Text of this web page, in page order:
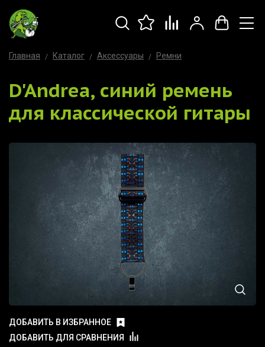
Главная Каталог Аксессуары Ремни
D'Andrea, синий ремень
для классической гитары
ДОБАВИТЬ В ИЗБРАННОЕ
ДОБАВИТЬ ДЛЯ СРАВНЕНИЯ